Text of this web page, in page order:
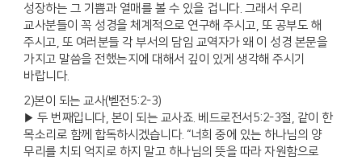
성장하는 그 기쁨과 열매를 볼 수 있을 겁니다. 그래서 우리
교사분들이 꼭 성경을 체계적으로 연구해 주시고, 또 공부도 해
주시고, 또 여러분들 각 부서의 담임 교역자가 왜 이 성경 본문을
가지고 말씀을 전했는지에 대해서 깊이 있게 생각해 주시기
바랍니다.
2)본이 되는 교사(벧전5:2-3)
▶ 두 번째입니다, 본이 되는 교사죠. 베드로전서5:2-3절, 같이 한
목소리로 함께 합독하시겠습니다. “너희 중에 있는 하나님의 양
무리를 치되 억지로 하지 말고 하나님의 뜻을 따라 자원함으로